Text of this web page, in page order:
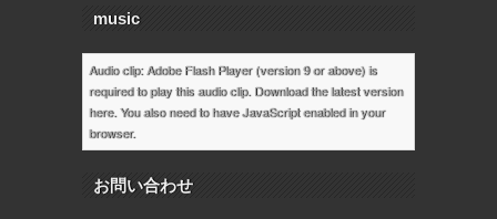
music
Audio clip: Adobe Flash Player (version 9 or above) is
required to play this audio clip. Download the latest version
here. You also need to have JavaScript enabled in your
browser.
お問い合わせ